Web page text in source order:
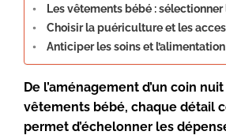
Les vêtements bébé :
Choisir la puériculture et les
Anticiper les soins et
De l’aménagement d’un coin
vêtements bébé, chaque détail
permet d’échelonner les